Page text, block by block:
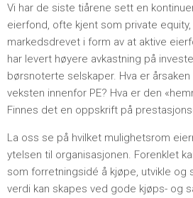
Vi har de siste tiårene sett en
eierfond, ofte kjent som private
markedsdrevet i form av at aktive
har levert høyere avkastning på
børsnoterte selskaper. Hva er
veksten innenfor PE? Hva er den
Finnes det en oppskrift på
La oss se på hvilket mulighetsrom
ytelsen til organisasjonen. Forenklet
som forretningsidé å kjøpe, utvikle og
verdi kan skapes ved gode kjøps- og